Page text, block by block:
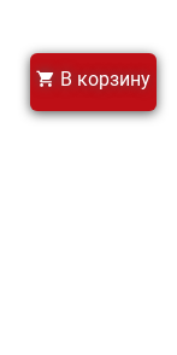
В корзину